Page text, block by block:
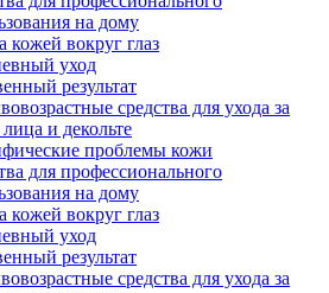
на дому
кожей вокруг глаз
уход
результат
средства для ухода за
и декольте
проблемы кожи
для профессионального
на дому
кожей вокруг глаз
уход
результат
средства для ухода за